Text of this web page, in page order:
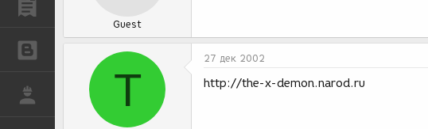
РАБОТА
Guest
T
27 дек 2002
http://the-x-demon.narod.ru